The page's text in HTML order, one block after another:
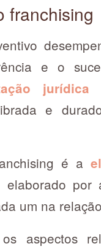
franchising
e o
jurídica
e
é a
por
um na
aspectos